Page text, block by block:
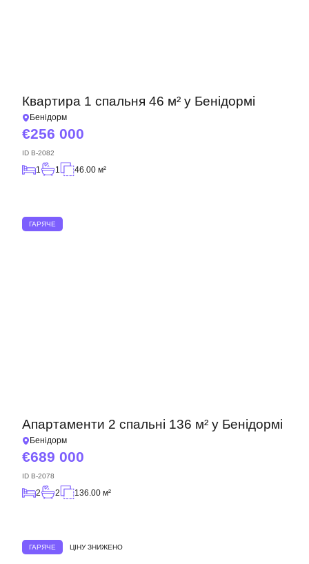
Квартира 1 спальня 46 м² у Бенідормі
Бенідорм
256 000
ID B-2082
1 1 46.00 м²
ГАРЯЧЕ
Апартаменти 2 спальні 136 м² у Бенідормі
Бенідорм
689 000
ID B-2078
2 2 136.00 м²
ГАРЯЧЕ ЦІНУ ЗНИЖЕНО